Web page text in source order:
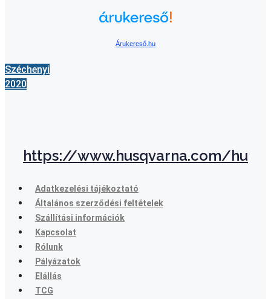
Árukereső.hu
Széchenyi
2020
https://www.husqvarna.com/hu
Adatkezelési tájékoztató
Általános szerződési feltételek
Szállítási információk
Kapcsolat
Rólunk
Pályázatok
Elállás
TCG